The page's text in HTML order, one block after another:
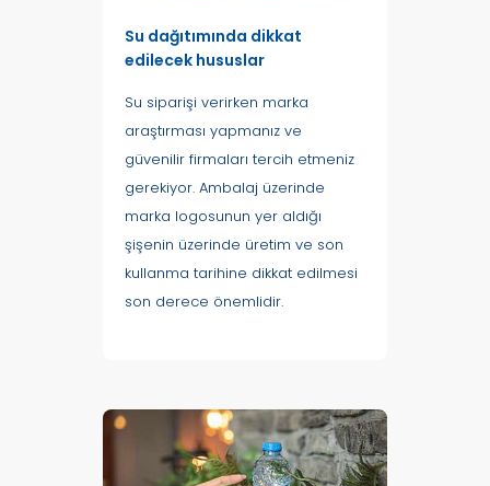
Su dağıtımında dikkat
edilecek hususlar
Su siparişi verirken marka
araştırması yapmanız ve
güvenilir firmaları tercih etmeniz
gerekiyor. Ambalaj üzerinde
marka logosunun yer aldığı
şişenin üzerinde üretim ve son
kullanma tarihine dikkat edilmesi
son derece önemlidir.